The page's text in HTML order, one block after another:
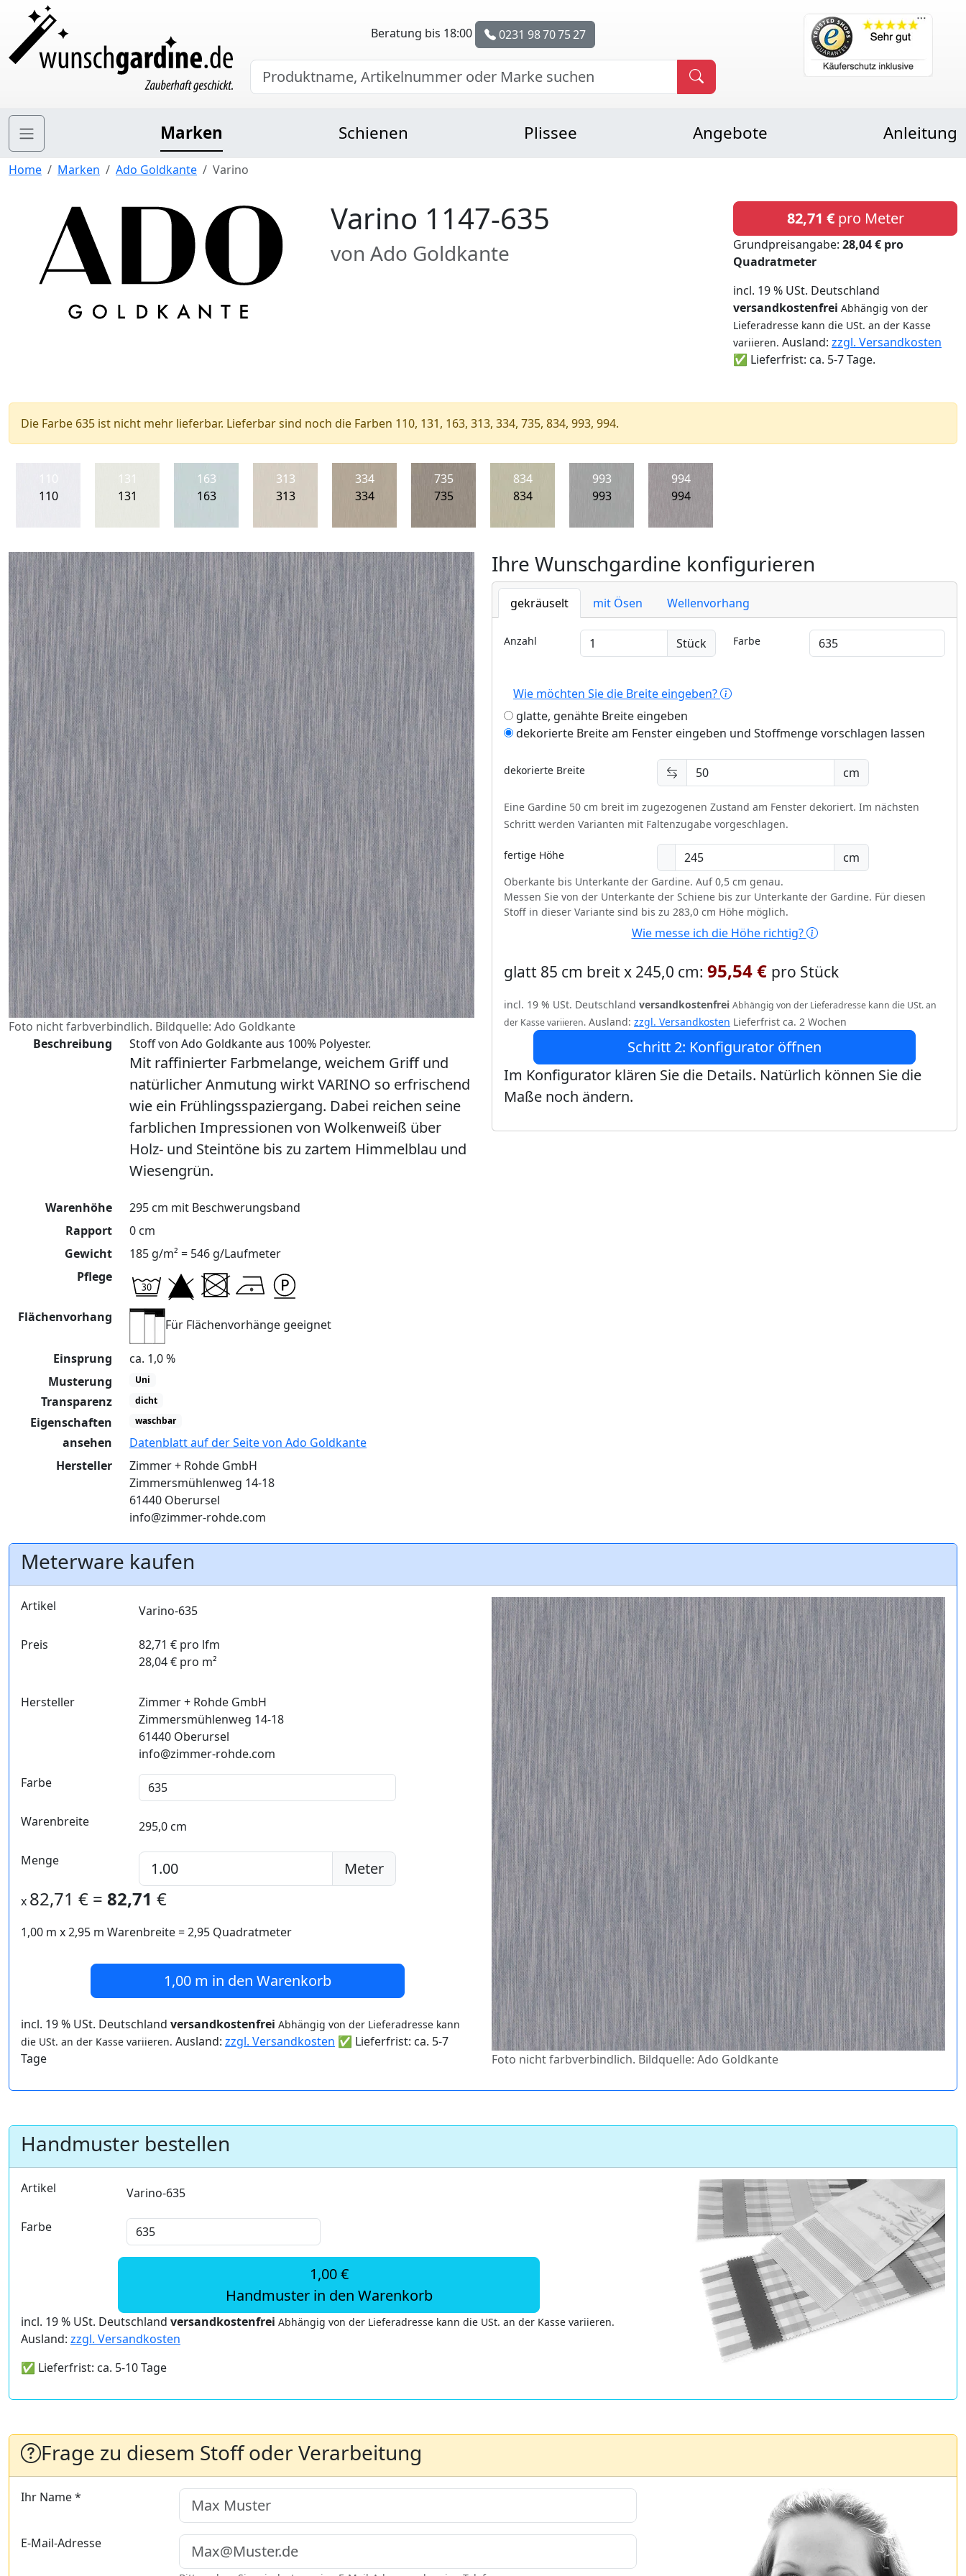
Beratung bis 18:00 0231 98 70 75 27
Marken Schienen Plissee Angebote Anleitung
Home Marken Ado Goldkante Varino
Varino 1147-635
von Ado Goldkante
82,71 €pro Meter
Grundpreisangabe: 28,04 € pro
Quadratmeter
incl. 19 % USt. Deutschland
versandkostenfrei Abhängig von der
Lieferadresse kann die USt. an der Kasse
variieren. Ausland: zzgl. Versandkosten
✅ Lieferfrist: ca. 5-7 Tage.
Die Farbe 635 ist nicht mehr lieferbar. Lieferbar sind noch die Farben 110, 131, 163, 313, 334, 735, 834, 993, 994.
110
110
131
131
163
163
313
313
334
334
735
735
834
834
993
993
994
994
Foto nicht farbverbindlich. Bildquelle: Ado Goldkante
Beschreibung
Stoff von Ado Goldkante aus 100% Polyester.
Mit raffinierter Farbmelange, weichem Griff und
natürlicher Anmutung wirkt VARINO so erfrischend
wie ein Frühlingsspaziergang. Dabei reichen seine
farblichen Impressionen von Wolkenweiß über
Holz- und Steintöne bis zu zartem Himmelblau und
Wiesengrün.
Warenhöhe
295 cm mit Beschwerungsband
Rapport
0 cm
Gewicht
185 g/m² = 546 g/Laufmeter
Pflege
Flächenvorhang
Für Flächenvorhänge geeignet
Einsprung
ca. 1,0 %
Musterung
Uni
Transparenz dicht
Eigenschaften waschbar
ansehen
Datenblatt auf der Seite von Ado Goldkante
Hersteller
Zimmer + Rohde GmbH
Zimmersmühlenweg 14-18
61440 Oberursel
info@zimmer-rohde.com
Ihre Wunschgardine konfigurieren
gekräuselt mit Ösen Wellenvorhang
Anzahl Stück Farbe
Wie möchten Sie die Breite eingeben?
glatte, genähte Breite eingeben
dekorierte Breite am Fenster eingeben und Stoffmenge vorschlagen lassen
dekorierte Breite cm
Eine Gardine 50 cm breit im zugezogenen Zustand am Fenster dekoriert. Im nächsten
Schritt werden Varianten mit Faltenzugabe vorgeschlagen.
fertige Höhe cm
Oberkante bis Unterkante der Gardine. Auf 0,5 cm genau.
Messen Sie von der Unterkante der Schiene bis zur Unterkante der Gardine. Für diesen
Stoff in dieser Variante sind bis zu 283,0 cm Höhe möglich.
Wie messe ich die Höhe richtig?
glatt 85 cm breit x 245,0 cm: 95,54 € pro Stück
incl. 19 % USt. Deutschland versandkostenfrei Abhängig von der Lieferadresse kann die USt. an
der Kasse variieren. Ausland: zzgl. Versandkosten Lieferfrist ca. 2 Wochen
Schritt 2: Konfigurator öffnen
Im Konfigurator klären Sie die Details. Natürlich können Sie die
Maße noch ändern.
Meterware kaufen
Artikel Varino-635
Preis
82,71 € pro lfm
28,04 € pro m²
Hersteller
Zimmer + Rohde GmbH
Zimmersmühlenweg 14-18
61440 Oberursel
info@zimmer-rohde.com
Farbe
Warenbreite 295,0 cm
Menge Meter
x 82,71 € = 82,71 €
1,00 m x2,95 m Warenbreite =2,95 Quadratmeter
1,00 m in den Warenkorb
incl. 19 % USt. Deutschland versandkostenfrei Abhängig von der Lieferadresse kann
die USt. an der Kasse variieren. Ausland: zzgl. Versandkosten ✅ Lieferfrist: ca. 5-7
Tage
Foto nicht farbverbindlich. Bildquelle: Ado Goldkante
Handmuster bestellen
Artikel Varino-635
Farbe
1,00 €
Handmuster in den Warenkorb
incl. 19 % USt. Deutschland versandkostenfrei Abhängig von der Lieferadresse kann die USt. an der Kasse variieren.
Ausland: zzgl. Versandkosten
✅ Lieferfrist: ca. 5-10 Tage
Frage zu diesem Stoff oder Verarbeitung
Ihr Name *
E-Mail-Adresse